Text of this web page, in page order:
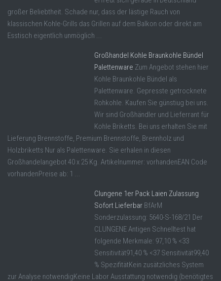
großer Beliebtheit. Schade nur, dass der lästige Rauch von
klassischen Kohle-Grills das Grillen auf dem Balkon oder direkt am
Esstisch eigentlich unmöglich ...
Großhandel Kohle Braunkohle Bündel
Palettenware Zum Angebot stehen hier
Kohle Braunkohle Bündel als
Palettenware. Gepresste getrocknete
Rohkohle. Kaufen Sie günstiug bei uns.
Wir sind Großhändler und Lieferrant für
Kohle Briketts. Bei uns erhalten Sie mit
Lieferung Brennstoffe, Premium Brennstoffe, Brennholz und
Holzbriketts Nur als Palettenware. Sie erhalen in diesen
Großhandelangebot 40 x 25 Kg. Artikelnummer: vorhandenEAN Code
vorhandenPreise ab: 1 ...
Clungene 1er Pack Laien Zulassung
Sofort Lieferbar BfArM
Sonderzulassung: 5640-S-168/21 Der
CLUNGENE Antigen Schnelltest hat
folgende Merkmale: 97,10 % <33
Sensitivität91,40 % <37 Sensitivität99,40
% SpezifitätKein zusätzliches System
zur Analyse notwendigKeine Labor Ausstattung notwendig (benötigtes